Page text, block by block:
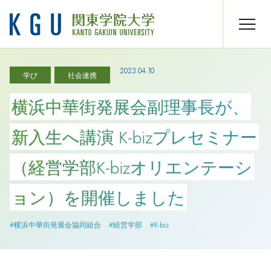
学び 社会連携 2023.04.10
横浜中華街発展会副理事長が、
新入生へ講演 K-bizプレセミナー
（経営学部K-bizオリエンテーシ
ョン）を開催しました
#横浜中華街発展会協同組合 #経営学部 #K-biz